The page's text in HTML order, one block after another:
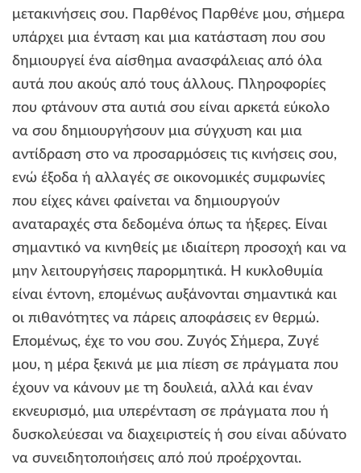
μετακινήσεις σου. Παρθένος Παρθένε μου, σήμερα
υπάρχει μια ένταση και μια κατάσταση που σου
δημιουργεί ένα αίσθημα ανασφάλειας από όλα
αυτά που ακούς από τους άλλους. Πληροφορίες
που φτάνουν στα αυτιά σου είναι αρκετά εύκολο
να σου δημιουργήσουν μια σύγχυση και μια
αντίδραση στο να προσαρμόσεις τις κινήσεις σου,
ενώ έξοδα ή αλλαγές σε οικονομικές συμφωνίες
που είχες κάνει φαίνεται να δημιουργούν
αναταραχές στα δεδομένα όπως τα ήξερες. Είναι
σημαντικό να κινηθείς με ιδιαίτερη προσοχή και να
μην λειτουργήσεις παρορμητικά. Η κυκλοθυμία
είναι έντονη, επομένως αυξάνονται σημαντικά και
οι πιθανότητες να πάρεις αποφάσεις εν θερμώ.
Επομένως, έχε το νου σου. Ζυγός Σήμερα, Ζυγέ
μου, η μέρα ξεκινά με μια πίεση σε πράγματα που
έχουν να κάνουν με τη δουλειά, αλλά και έναν
εκνευρισμό, μια υπερένταση σε πράγματα που ή
δυσκολεύεσαι να διαχειριστείς ή σου είναι αδύνατο
να συνειδητοποιήσεις από πού προέρχονται.